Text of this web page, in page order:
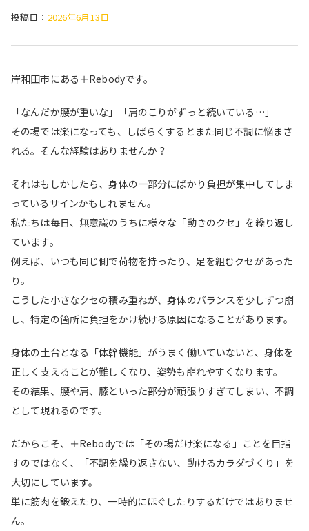
投稿日： 2026年6月13日
岸和田市にある＋Rebodyです。
「なんだか腰が重いな」「肩のこりがずっと続いている…」
その場では楽になっても、しばらくするとまた同じ不調に悩まさ
れる。そんな経験はありませんか？
それはもしかしたら、身体の一部分にばかり負担が集中してしま
っているサインかもしれません。
私たちは毎日、無意識のうちに様々な「動きのクセ」を繰り返し
ています。
例えば、いつも同じ側で荷物を持ったり、足を組むクセがあった
り。
こうした小さなクセの積み重ねが、身体のバランスを少しずつ崩
し、特定の箇所に負担をかけ続ける原因になることがあります。
身体の土台となる「体幹機能」がうまく働いていないと、身体を
正しく支えることが難しくなり、姿勢も崩れやすくなります。
その結果、腰や肩、膝といった部分が頑張りすぎてしまい、不調
として現れるのです。
だからこそ、＋Rebodyでは「その場だけ楽になる」ことを目指
すのではなく、「不調を繰り返さない、動けるカラダづくり」を
大切にしています。
単に筋肉を鍛えたり、一時的にほぐしたりするだけではありませ
ん。